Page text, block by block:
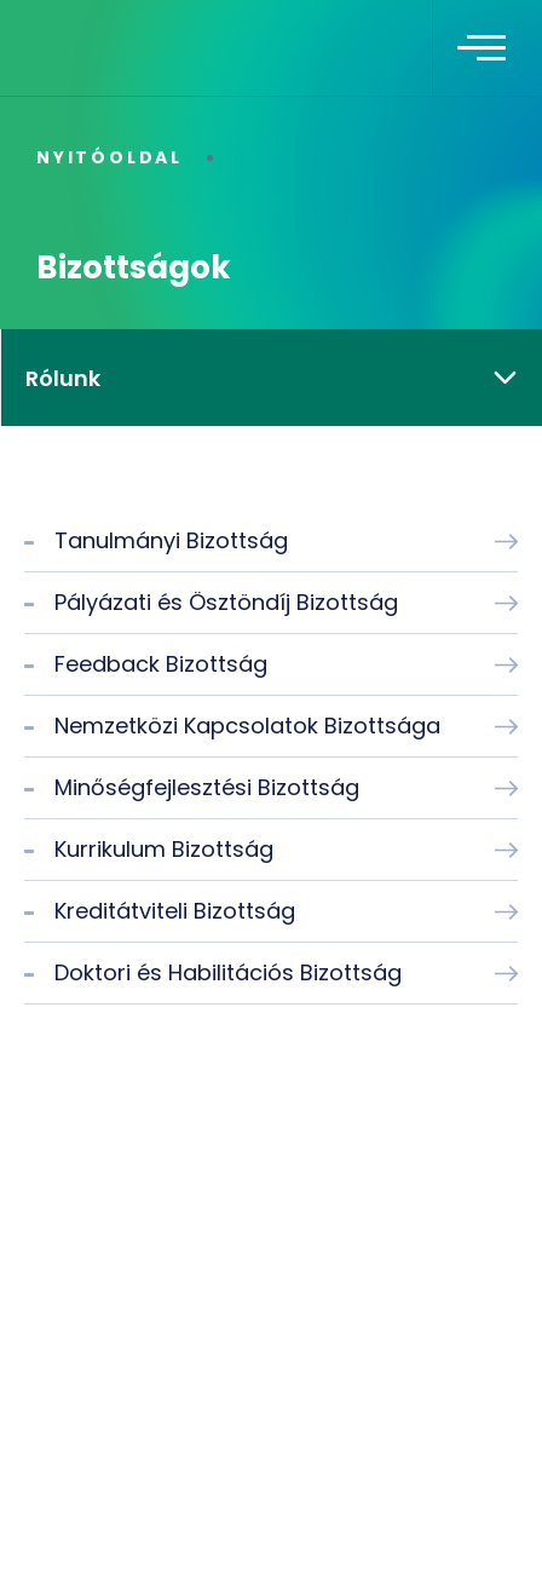
NYITÓOLDAL
Bizottságok
Tanulmányi Bizottság
Pályázati és Ösztöndíj Bizottság
Feedback Bizottság
Nemzetközi Kapcsolatok Bizottsága
Minőségfejlesztési Bizottság
Kurrikulum Bizottság
Kreditátviteli Bizottság
Doktori és Habilitációs Bizottság
Rólunk